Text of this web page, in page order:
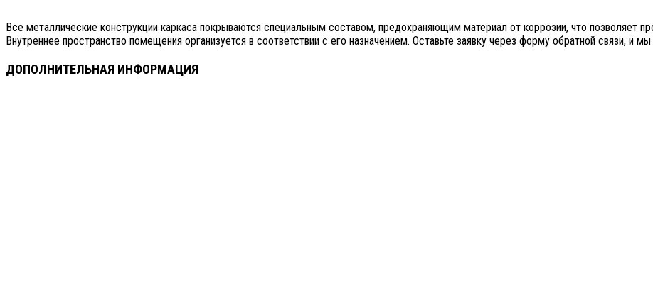
Все металлические конструкции каркаса покрываются специальным составом, предохраняющим материал от коррозии, что позволяет
Внутреннее пространство помещения организуется в соответствии с его назначением. Оставьте заявку через форму обратной связи, и
ДОПОЛНИТЕЛЬНАЯ ИНФОРМАЦИЯ